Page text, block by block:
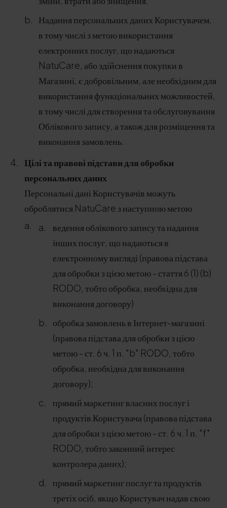
Надання персональних даних Користувачем,
в тому числі з метою використання
електронних послуг, що надаються
NatuCare, або здійснення покупки в
Магазині, є добровільним, але необхідним для
використання функціональних можливостей,
в тому числі для створення та обслуговування
Облікового запису, а також для розміщення та
виконання замовлень.
Цілі та правові підстави для обробки
персональних даних
Персональні дані Користувачів можуть
оброблятися NatuCare з наступною метою
ведення облікового запису та надання
інших послуг, що надаються в
електронному вигляді (правова підстава
для обробки з цією метою - стаття 6 (1) (b)
RODO, тобто обробка, необхідна для
виконання договору)
обробка замовлень в Інтернет-магазині
(правова підстава для обробки з цією
метою - ст. 6 ч. 1 п. "b" RODO, тобто
обробка, необхідна для виконання
договору);
прямий маркетинг власних послуг і
продуктів Користувача (правова підстава
для обробки з цією метою - ст. 6 ч. 1 п. "f"
RODO, тобто законний інтерес
контролера даних);
прямий маркетинг послуг та продуктів
третіх осіб, якщо Користувач надав свою